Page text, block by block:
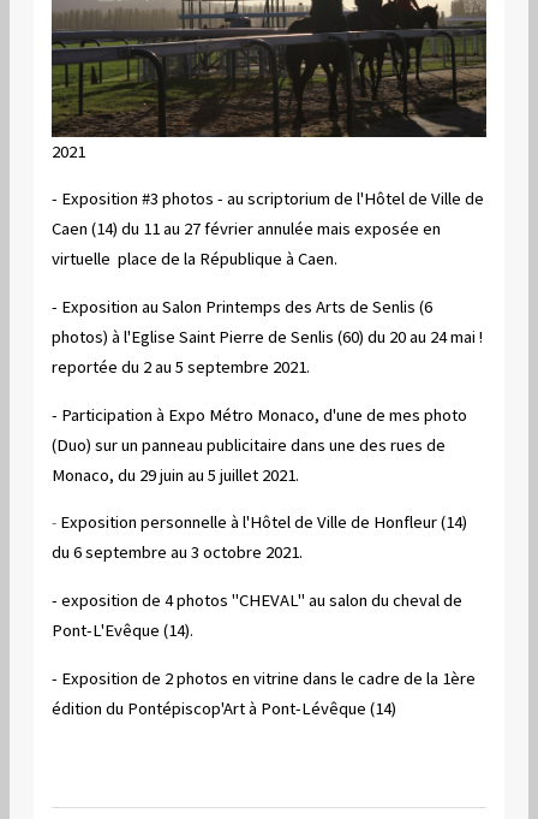
2021
- Exposition #3 photos - au scriptorium de l'Hôtel de Ville de
Caen (14) du 11 au 27 février annulée mais exposée en
virtuelle place de la République à Caen.
- Exposition au Salon Printemps des Arts de Senlis (6
photos) à l'Eglise Saint Pierre de Senlis (60) du 20 au 24 mai !
reportée du 2 au 5 septembre 2021.
- Participation à Expo Métro Monaco, d'une de mes photo
(Duo) sur un panneau publicitaire dans une des rues de
Monaco, du 29 juin au 5 juillet 2021.
- Exposition personnelle à l'Hôtel de Ville de Honfleur (14)
du 6 septembre au 3 octobre 2021.
- exposition de 4 photos "CHEVAL" au salon du cheval de
Pont-L'Evêque (14).
- Exposition de 2 photos en vitrine dans le cadre de la 1ère
édition du Pontépiscop'Art à Pont-Lévêque (14)